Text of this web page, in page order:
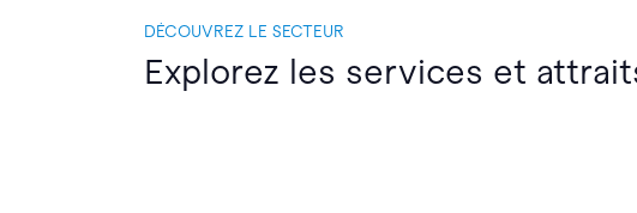
DÉCOUVREZ LE SECTEUR
Explorez les services et